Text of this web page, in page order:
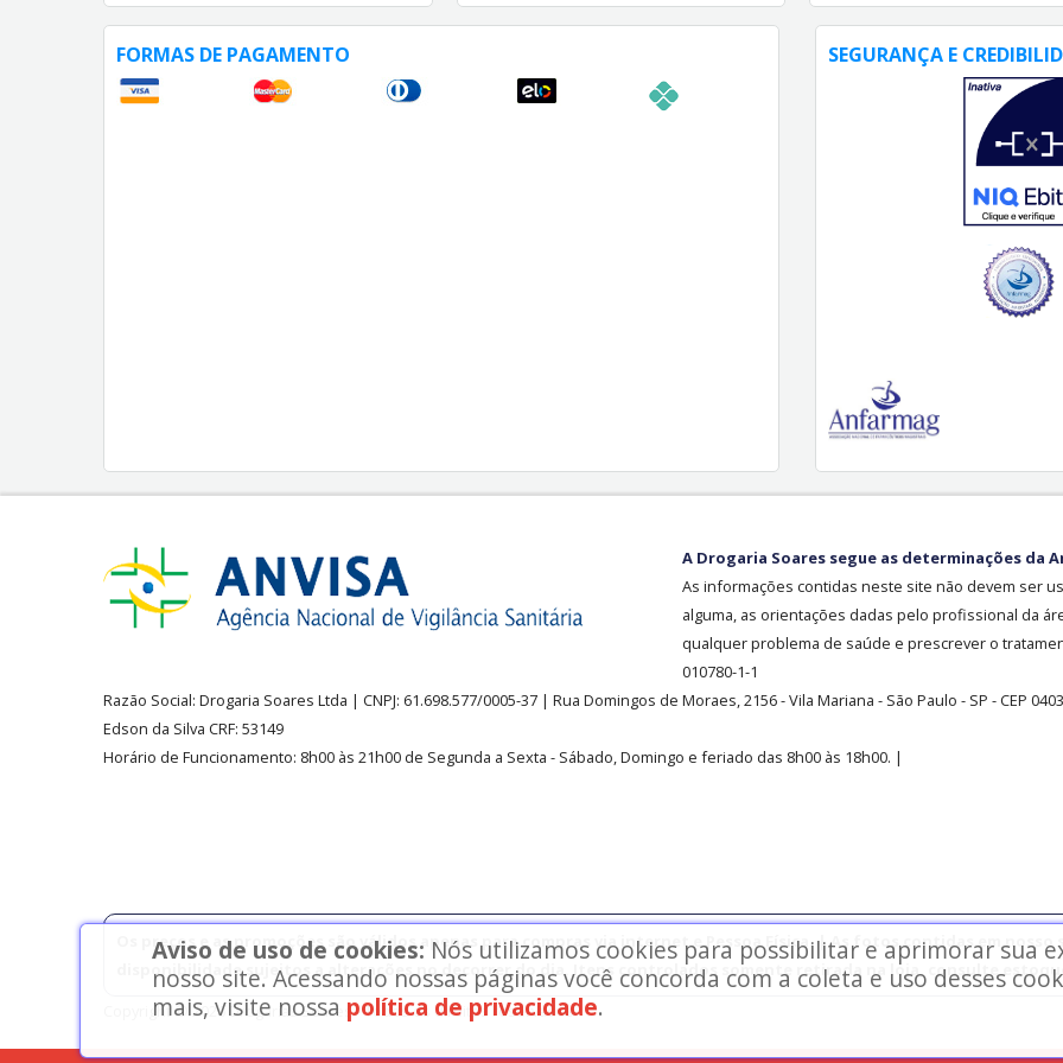
FORMAS DE PAGAMENTO SEGURANÇA E
A Drogaria Soares segue as determinações da
As informações contidas neste site não devem ser
alguma, as orientações dadas pelo profissional da
qualquer problema de saúde e prescrever o
010780-1-1
Razão Social: Drogaria Soares Ltda | CNPJ: 61.698.577/0005-37 | Rua Domingos de Moraes, 2156-Vila Mariana - São Paulo - SP - CEP
Edson da Silva CRF: 53149
Horário de Funcionamento: 8h00 às 21h00 de Segunda a Sexta - Sábado, Domingo e feriado das 8h00 às 18h00. |
Os preços e as promoções são válidos apenas para compras via internet e Pessoa Física. | As fotos contidas em
disponibilidade sujeitos a alterações no decorrer do dia. Itens controlados somente retirada na loja, consulte estoque
Copyright © 2026 Drogarias Soares - Todos os direitos reservados.
Aviso de uso de cookies: Nós utilizamos cookies para possibilitar e aprimorar sua
nosso site. Acessando nossas páginas você concorda com a coleta e uso desses
mais, visite nossa política de privacidade.